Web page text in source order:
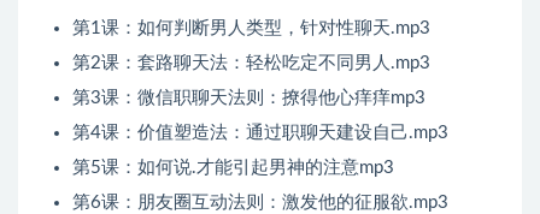
第1课：如何判断男人类型，针对性聊天.mp3
第2课：套路聊天法：轻松吃定不同男人.mp3
第3课：微信职聊天法则：撩得他心痒痒mp3
第4课：价值塑造法：通过职聊天建设自己.mp3
第5课：如何说.才能引起男神的注意mp3
第6课：朋友圈互动法则：激发他的征服欲.mp3